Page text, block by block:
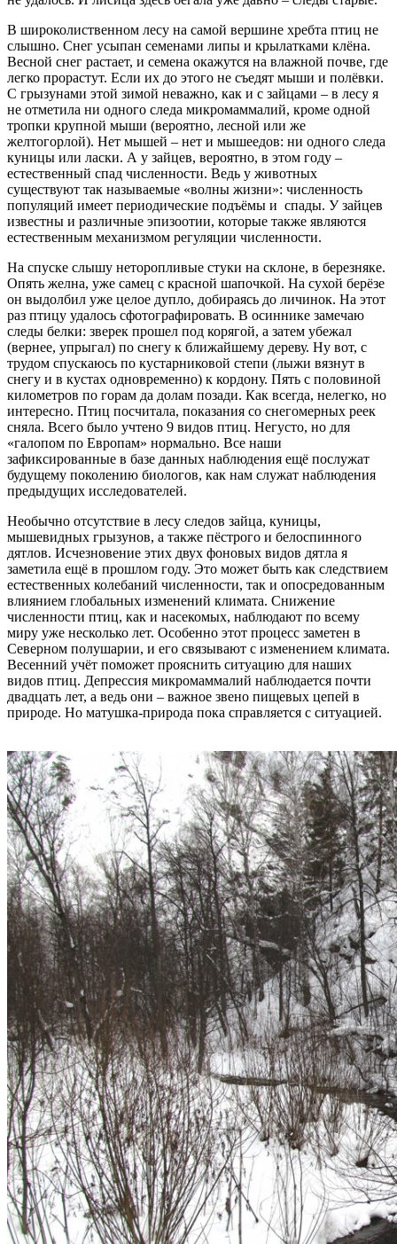
В широколиственном лесу на самой вершине хребта птиц не
слышно. Снег усыпан семенами липы и крылатками клёна.
Весной снег растает, и семена окажутся на влажной почве, где
легко прорастут. Если их до этого не съедят мыши и полёвки.
С грызунами этой зимой неважно, как и с зайцами – в лесу я
не отметила ни одного следа микромаммалий, кроме одной
тропки крупной мыши (вероятно, лесной или же
желтогорлой). Нет мышей – нет и мышеедов: ни одного следа
куницы или ласки. А у зайцев, вероятно, в этом году –
естественный спад численности. Ведь у животных
существуют так называемые «волны жизни»: численность
популяций имеет периодические подъёмы и спады. У зайцев
известны и различные эпизоотии, которые также являются
естественным механизмом регуляции численности.
На спуске слышу неторопливые стуки на склоне, в березняке.
Опять желна, уже самец с красной шапочкой. На сухой берёзе
он выдолбил уже целое дупло, добираясь до личинок. На этот
раз птицу удалось сфотографировать. В осиннике замечаю
следы белки: зверек прошел под корягой, а затем убежал
(вернее, упрыгал) по снегу к ближайшему дереву. Ну вот, с
трудом спускаюсь по кустарниковой степи (лыжи вязнут в
снегу и в кустах одновременно) к кордону. Пять с половиной
километров по горам да долам позади. Как всегда, нелегко, но
интересно. Птиц посчитала, показания со снегомерных реек
сняла. Всего было учтено 9 видов птиц. Негусто, но для
«галопом по Европам» нормально. Все наши
зафиксированные в базе данных наблюдения ещё послужат
будущему поколению биологов, как нам служат наблюдения
предыдущих исследователей.
Необычно отсутствие в лесу следов зайца, куницы,
мышевидных грызунов, а также пёстрого и белоспинного
дятлов. Исчезновение этих двух фоновых видов дятла я
заметила ещё в прошлом году. Это может быть как следствием
естественных колебаний численности, так и опосредованным
влиянием глобальных изменений климата. Снижение
численности птиц, как и насекомых, наблюдают по всему
миру уже несколько лет. Особенно этот процесс заметен в
Северном полушарии, и его связывают с изменением климата.
Весенний учёт поможет прояснить ситуацию для наших
видов птиц. Депрессия микромаммалий наблюдается почти
двадцать лет, а ведь они – важное звено пищевых цепей в
природе. Но матушка-природа пока справляется с ситуацией.